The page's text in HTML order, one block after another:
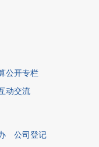
公开专栏
动交流
公司登记